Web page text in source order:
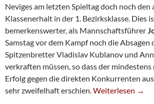
Neviges am letzten Spieltag doch noch den
Klassenerhalt in der 1. Bezirksklasse. Dies
bemerkenswerter, als Mannschaftsführer
Samstag vor dem Kampf noch die Absagen
Spitzenbretter Vladislav Kublanov und
verkraften müssen, so dass der
Erfolg gegen die direkten Konkurrenten
sehr zweifelhaft erschien.Klassenerhalt
Weiterlesen →